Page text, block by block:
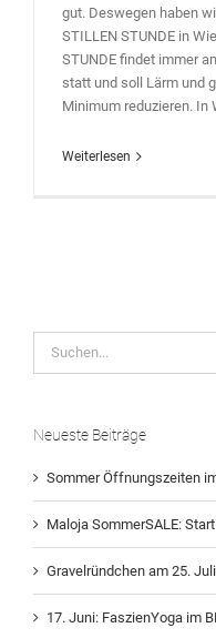
gut. Deswegen haben
STILLEN STUNDE in
STUNDE findet immer
statt und soll Lärm und
Minimum reduzieren. In
Weiterlesen
Neueste Beiträge
Sommer Öffnungszeiten
Maloja SommerSALE:
Gravelründchen am 25. Juli
17. Juni: FaszienYoga im